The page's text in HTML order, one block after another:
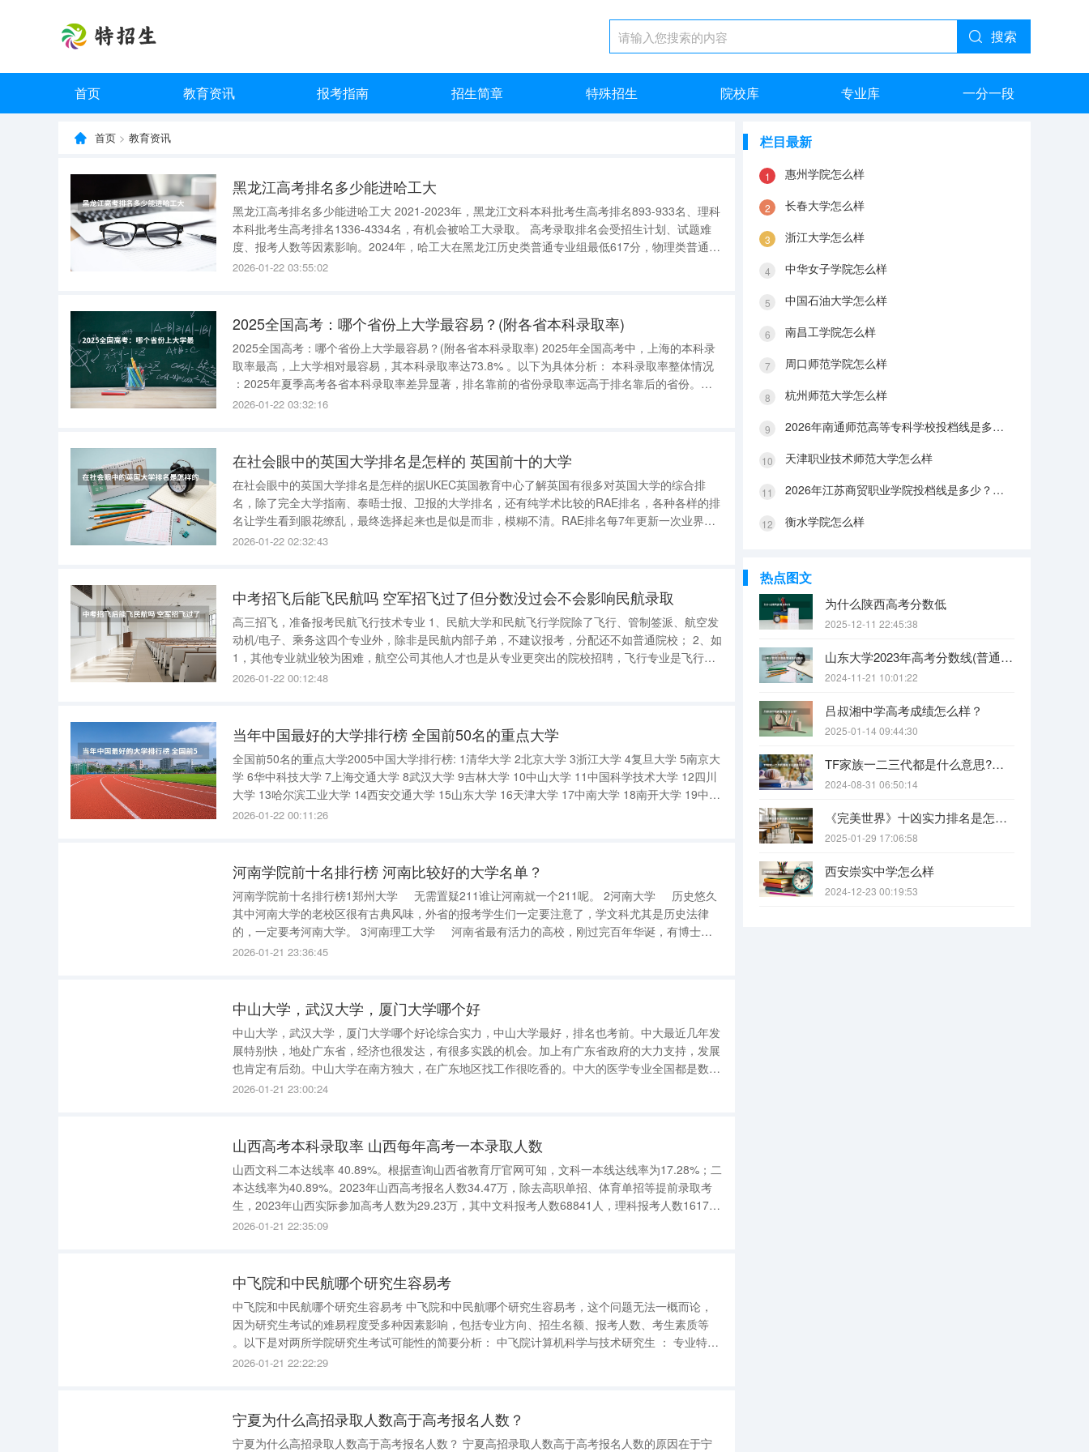
搜索
首页 教育资讯 报考指南 招生简章 特殊招生 院校库 专业库 一分一段
首页 > 教育资讯
黑龙江高考排名多少能进哈工大
黑龙江高考排名多少能进哈工大 2021-2023年，黑龙江文科本科批考生高考排名893-933名、理科
本科批考生高考排名1336-4334名，有机会被哈工大录取。 高考录取排名会受招生计划、试题难
度、报考人数等因素影响。2024年，哈工大在黑龙江历史类普通专业组最低617分，物理类普通专
2026-01-22 03:55:02
2025全国高考：哪个省份上大学最容易？(附各省本科录取率)
2025全国高考：哪个省份上大学最容易？(附各省本科录取率) 2025年全国高考中，上海的本科录
取率最高，上大学相对最容易，其本科录取率达73.8% 。以下为具体分析： 本科录取率整体情况
：2025年夏季高考各省本科录取率差异显著，排名靠前的省份录取率远高于排名靠后的省份。录
取率高的省份考生上本科的机会更大，升学难度相对较低；录取率低的省份考生竞争压力更大，上
2026-01-22 03:32:16
在社会眼中的英国大学排名是怎样的 英国前十的大学
在社会眼中的英国大学排名是怎样的据UKEC英国教育中心了解英国有很多对英国大学的综合排
名，除了完全大学指南、泰晤士报、卫报的大学排名，还有纯学术比较的RAE排名，各种各样的排
名让学生看到眼花缭乱，最终选择起来也是似是而非，模糊不清。RAE排名每7年更新一次业界公
认的、对申请英国硕士最具指导作用的，是英国大学最新研究评估考核
2026-01-22 02:32:43
中考招飞后能飞民航吗 空军招飞过了但分数没过会不会影响民航录取
高三招飞，准备报考民航飞行技术专业 1、民航大学和民航飞行学院除了飞行、管制签派、航空发
动机/电子、乘务这四个专业外，除非是民航内部子弟，不建议报考，分配还不如普通院校； 2、如
1，其他专业就业较为困难，航空公司其他人才也是从专业更突出的院校招聘，飞行专业是飞行员
的招生，属于提前录取，入学后专业课较为特殊，也就是说毕业后不选择飞行，基本等于白上4
2026-01-22 00:12:48
当年中国最好的大学排行榜 全国前50名的重点大学
全国前50名的重点大学2005中国大学排行榜: 1清华大学 2北京大学 3浙江大学 4复旦大学 5南京大
学 6华中科技大学 7上海交通大学 8武汉大学 9吉林大学 10中山大学 11中国科学技术大学 12四川
大学 13哈尔滨工业大学 14西安交通大学 15山东大学 16天津大学 17中南大学 18南开大学 19中国
协和医科大学 20北京师范大学 21东南大学 22厦门大学 23北京航空航天大学
2026-01-22 00:11:26
河南学院前十名排行榜 河南比较好的大学名单？
河南学院前十名排行榜1郑州大学 无需置疑211谁让河南就一个211呢。 2河南大学 历史悠久
其中河南大学的老校区很有古典风味，外省的报考学生们一定要注意了，学文科尤其是历史法律
的，一定要考河南大学。 3河南理工大学 河南省最有活力的高校，刚过完百年华诞，有博士学
位，硕士学位授权点，培养出了河南省第一位两院院士张铁岗，现在已经有一些专业在一本招生，
2026-01-21 23:36:45
中山大学，武汉大学，厦门大学哪个好
中山大学，武汉大学，厦门大学哪个好论综合实力，中山大学最好，排名也考前。中大最近几年发
展特别快，地处广东省，经济也很发达，有很多实践的机会。加上有广东省政府的大力支持，发展
也肯定有后劲。中山大学在南方独大，在广东地区找工作很吃香的。中大的医学专业全国都是数一
数二的，特别是临床医学专业，中大的附属医院的就诊量仅此于北京的协和医院。中大还有比较好
2026-01-21 23:00:24
山西高考本科录取率 山西每年高考一本录取人数
山西文科二本达线率 40.89%。根据查询山西省教育厅官网可知，文科一本线达线率为17.28%；二
本达线率为40.89%。2023年山西高考报名人数34.47万，除去高职单招、体育单招等提前录取考
生，2023年山西实际参加高考人数为29.23万，其中文科报考人数68841人，理科报考人数161794
2026-01-21 22:35:09
中飞院和中民航哪个研究生容易考
中飞院和中民航哪个研究生容易考 中飞院和中民航哪个研究生容易考，这个问题无法一概而论，
因为研究生考试的难易程度受多种因素影响，包括专业方向、招生名额、报考人数、考生素质等
。以下是对两所学院研究生考试可能性的简要分析： 中飞院计算机科学与技术研究生 ： 专业特色
：该项目以广受好评的就业前景而知名，重点培养复合型工程技术人才，兼备计算机科学与技术的
2026-01-21 22:22:29
宁夏为什么高招录取人数高于高考报名人数？
宁夏为什么高招录取人数高于高考报名人数？ 宁夏高招录取人数高于高考报名人数的原因在于宁
栏目最新
惠州学院怎么样
长春大学怎么样
浙江大学怎么样
中华女子学院怎么样
中国石油大学怎么样
南昌工学院怎么样
周口师范学院怎么样
杭州师范大学怎么样
2026年南通师范高等专科学校投档线是多少？分数线、费用与入学攻略
天津职业技术师范大学怎么样
2026年江苏商贸职业学院投档线是多少？分数线、费用与入学攻略
衡水学院怎么样
热点图文
为什么陕西高考分数低
2025-12-11 22:45:38
山东大学2023年高考分数线(普通文理)（免费二本和三本的区别）
2024-11-21 10:01:22
吕叔湘中学高考成绩怎么样？
2025-01-14 09:44:30
TF家族一二三代都是什么意思?各代都有什么人?
2024-08-31 06:50:14
《完美世界》十凶实力排名是怎样的?（《完美世界》八大功法排名是怎样的？）
2025-01-29 17:06:58
西安崇实中学怎么样
2024-12-23 00:19:53